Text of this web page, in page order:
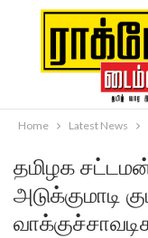
Home Latest News
தமிழக
அடுக்குமாடி